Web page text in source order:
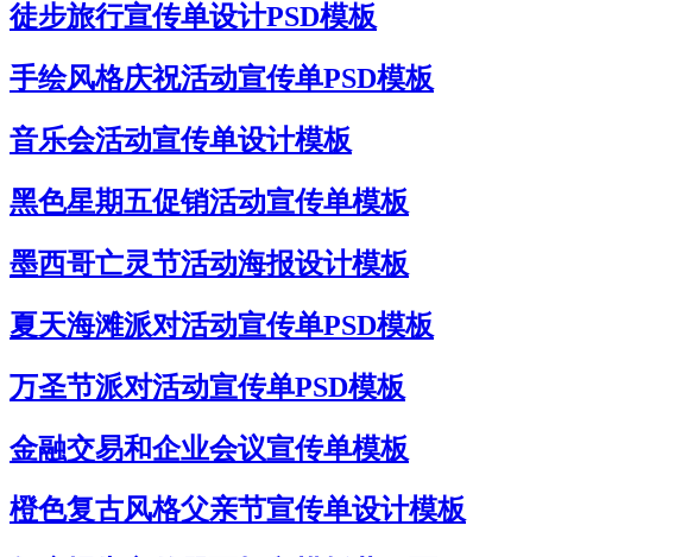
徒步旅行宣传单设计PSD模板
手绘风格庆祝活动宣传单PSD模板
音乐会活动宣传单设计模板
黑色星期五促销活动宣传单模板
墨西哥亡灵节活动海报设计模板
夏天海滩派对活动宣传单PSD模板
万圣节派对活动宣传单PSD模板
金融交易和企业会议宣传单模板
橙色复古风格父亲节宣传单设计模板